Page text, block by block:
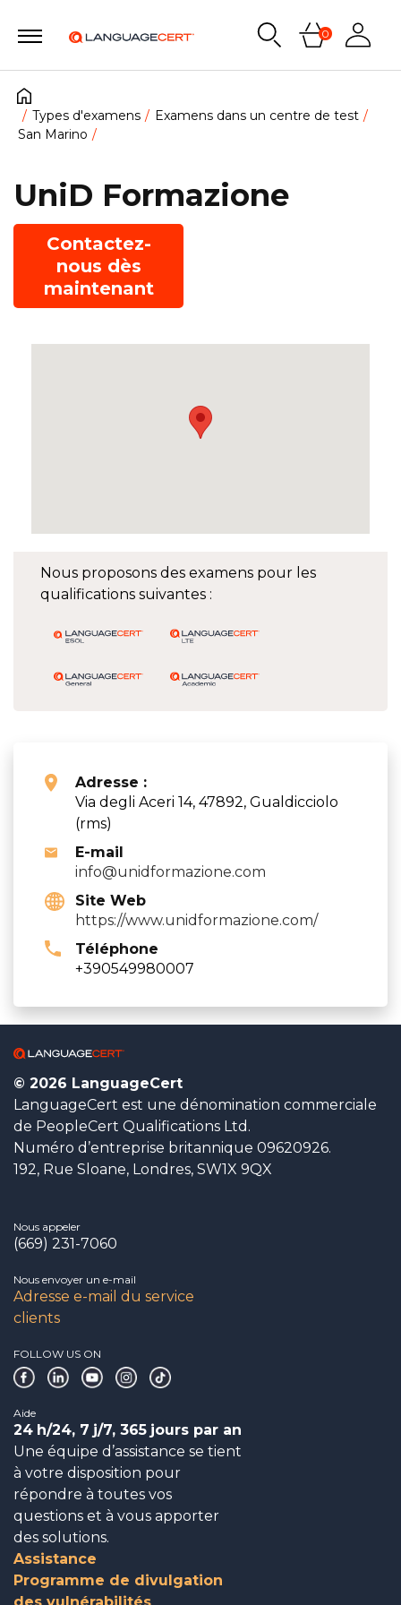
0
Types d'examens
Examens dans un centre de test
San Marino
Nous proposons des examens pour les
qualifications suivantes :
Adresse :
Via degli Aceri 14, 47892, Gualdicciolo
(rms)
E-mail
info@unidformazione.com
Site Web
https://www.unidformazione.com/
Téléphone
+390549980007
UniD Formazione
Contactez-
nous dès
maintenant
© 2026 LanguageCert
LanguageCert est une dénomination commerciale
de PeopleCert Qualifications Ltd.
Numéro d’entreprise britannique 09620926.
192, Rue Sloane, Londres, SW1X 9QX
Nous appeler
(669) 231-7060
Nous envoyer un e-mail
Adresse e-mail du service
clients
FOLLOW US ON
Aide
24 h/24, 7 j/7, 365 jours par an
Une équipe d’assistance se tient
à votre disposition pour
répondre à toutes vos
questions et à vous apporter
des solutions.
Assistance
Programme de divulgation